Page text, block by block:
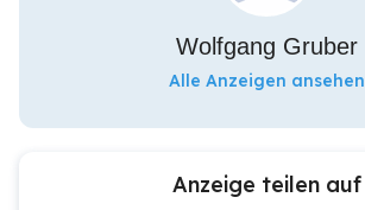
Wolfgang Gruber
Alle Anzeigen ansehen
Anzeige teilen auf